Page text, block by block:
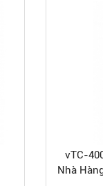
vTC-
Nhà